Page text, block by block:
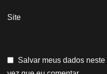
Site
Salvar meus dados